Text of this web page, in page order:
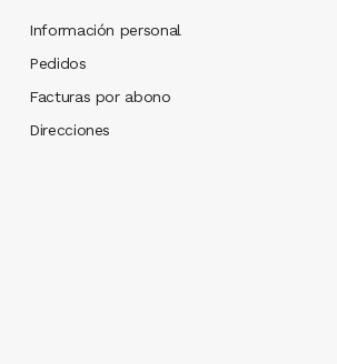
Información personal
Pedidos
Facturas por abono
Direcciones